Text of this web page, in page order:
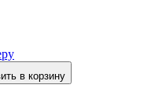
в корзину